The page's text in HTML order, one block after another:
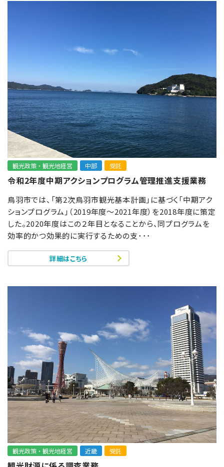
観光政策・観光地経営 中部 受託
令和2年度中期アクションプログラム管理推進支援業務
鳥羽市では、「第2次鳥羽市観光基本計画」に基づく「中期アク
ションプログラム」（2019年度～2021年度）を2018年度に策定
した。2020年度はこの２年目となることから、同プログラムを
効率的かつ効果的に実行するための支･･･
詳細はこちら
観光政策・観光地経営 近畿 受託